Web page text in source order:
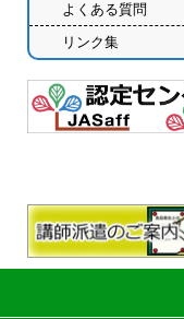
よくある質問
リンク集